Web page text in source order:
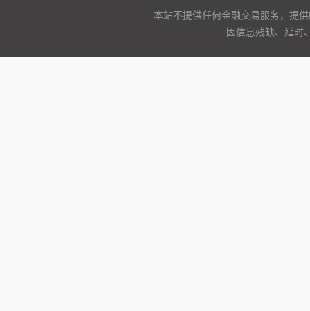
本站不提供任何金融交易服务，提
因信息残缺、延时